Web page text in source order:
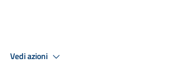
Vedi azioni